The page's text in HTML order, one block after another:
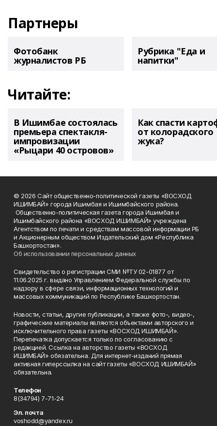
Партнеры
Фотобанк
журналистов РБ
Рубрика "Еда и
напитки"
Читайте:
В Ишимбае состоялась
премьера спектакля-
импровизации
«Рыцари 40 островов»
Как спасти
от колорадского
жука?
© 2026 Сайт общественно-политической газеты «ВОСХОД
ИШИМБАЙ» города Ишимбая и Ишимбайского района.
Общественно-политическая газета города Ишимбая и
Ишимбайского района «ВОСХОД ИШИМБАЙ» учреждена
Агентством по печати и средствам массовой информации РБ
и Акционерным обществом Издательский дом «Республика
Башкортостан».
Об использовании персональных данных
Свидетельство о регистрации СМИ №ТУ 02-01877 от
11.06.2025 г. выдано Управлением Федеральной службы по
надзору в сфере связи, информационных технологий и
массовых коммуникаций по Республике Башкортостан.
Новости, статьи, другие публикации, а также фото-, видео-,
графические материалы являются объектами авторского и
исключительного права газеты «ВОСХОД ИШИМБАЙ».
Перепечатка допускается только по согласованию с
редакцией. Ссылка на авторство газеты «ВОСХОД
ИШИМБАЙ» обязательна. Для интернет-изданий прямая
активная гиперссылка на сайт газеты «ВОСХОД ИШИМБАЙ»
обязательна.
Телефон
8(34794) 7-71-24
Эл. почта
voshodd@yandex.ru